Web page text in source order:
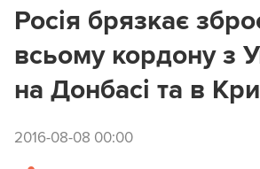
Росія брязкає
всьому кордону з
на Донбасі та в
2016-08-08 00:00